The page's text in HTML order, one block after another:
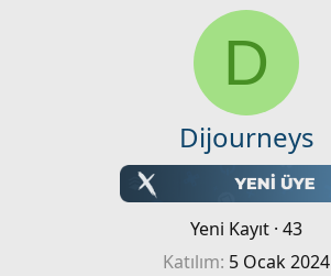
D
Dijourneys
Yeni Kayıt · 43
Katılım 5 Ocak 2024